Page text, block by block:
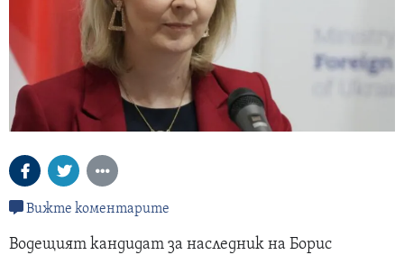
Вижте коментарите
Водещият кандидат за наследник на Борис